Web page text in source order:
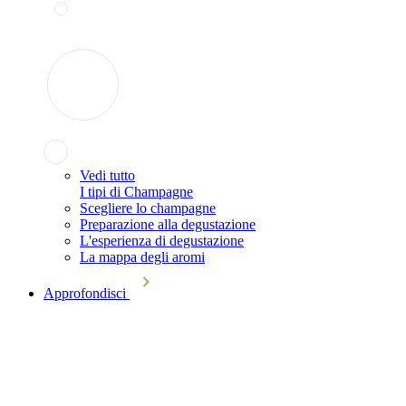
Vedi tutto
I tipi di Champagne
Scegliere lo champagne
Preparazione alla degustazione
L'esperienza di degustazione
La mappa degli aromi
Approfondisci